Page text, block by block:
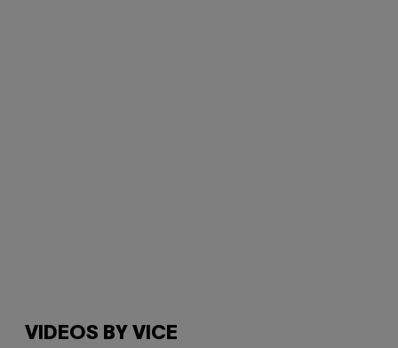
VIDEOS BY VICE